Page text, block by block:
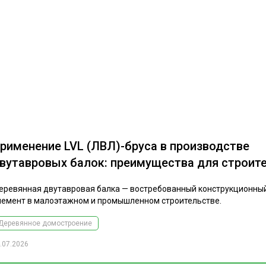
LVL (ЛВЛ)-бруса в производстве
балок: преимущества для
двутавровая балка — востребованный
в малоэтажном и промышленном строительстве.
домостроение